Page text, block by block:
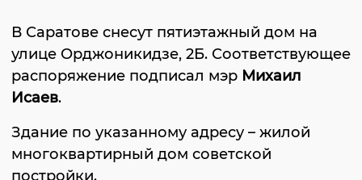
В Саратове снесут пятиэтажный дом на
улице Орджоникидзе, 2Б. Соответствующее
распоряжение подписал мэр Михаил
Исаев.
Здание по указанному адресу – жилой
многоквартирный дом советской
постройки.